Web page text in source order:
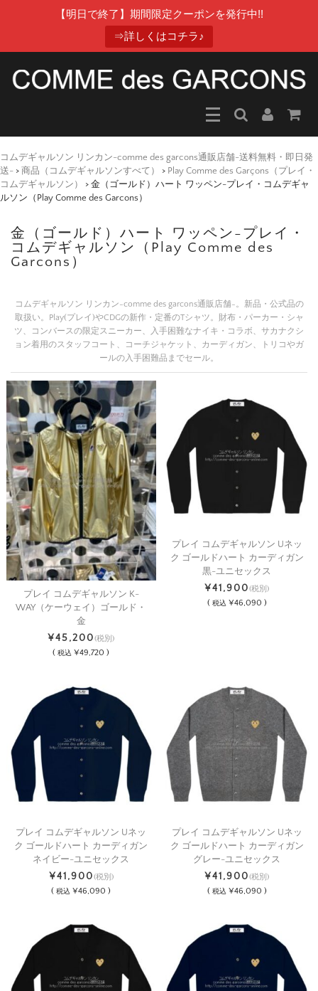
【明日で終了】期間限定クーポンを発行中!!
⇒詳しくはコチラ♪
コムデギャルソン リンカン-comme des garcons通販店舗-送料無料・即日発
送- > 商品（コムデギャルソンすべて） > Play Comme des Garçons（プレイ・
コムデギャルソン）
> 金（ゴールド）ハート ワッペン-プレイ・コムデギャ
ルソン（Play Comme des Garcons）
金（ゴールド）ハート ワッペン-プレイ・
コムデギャルソン（Play Comme des
Garcons）
コムデギャルソン リンカン-comme des garcons通販店舗-。新品・公式品の
取扱い。Play(プレイ)やCDGの新作・定番のTシャツ。財布・パーカー・シャ
ツ、コンバースの限定スニーカー、入手困難なナイキ・コラボ、サカナクシ
ョン着用のスタッフコート、コーチジャケット、カーディガン、トリコやガ
ールの入手困難品までセール。
プレイ コムデギャルソン K-
WAY（ケーウェイ）ゴールド・
金
¥45,200(税別)
(税込 ¥49,720 )
プレイ コムデギャルソン Uネッ
ク ゴールドハート カーディガン
黒-ユニセックス
¥41,900(税別)
( 税込 ¥46,090 )
プレイ コムデギャルソン Uネッ
ク ゴールドハート カーディガン
ネイビー-ユニセックス
¥41,900(税別)
(税込 ¥46,090 )
プレイ コムデギャルソン Uネッ
ク ゴールドハート カーディガン
グレー-ユニセックス
¥41,900(税別)
( 税込 ¥46,090 )